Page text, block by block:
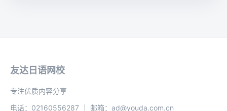
友达日语网校
专注优质内容分享
电话：02160556287 ｜ 邮箱：ad@youda.com.cn